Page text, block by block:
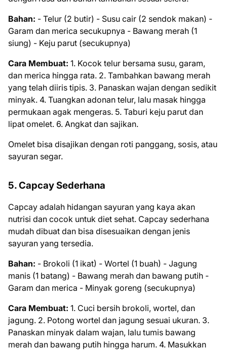
Bahan: - Telur (2 butir) - Susu cair (2 sendok makan) -
Garam dan merica secukupnya - Bawang merah (1
siung) - Keju parut (secukupnya)
Cara Membuat: 1. Kocok telur bersama susu, garam,
dan merica hingga rata. 2. Tambahkan bawang merah
yang telah diiris tipis. 3. Panaskan wajan dengan sedikit
minyak. 4. Tuangkan adonan telur, lalu masak hingga
permukaan agak mengeras. 5. Taburi keju parut dan
lipat omelet. 6. Angkat dan sajikan.
Omelet bisa disajikan dengan roti panggang, sosis, atau
sayuran segar.
5. Capcay Sederhana
Capcay adalah hidangan sayuran yang kaya akan
nutrisi dan cocok untuk diet sehat. Capcay sederhana
mudah dibuat dan bisa disesuaikan dengan jenis
sayuran yang tersedia.
Bahan: - Brokoli (1 ikat) - Wortel (1 buah) - Jagung
manis (1 batang) - Bawang merah dan bawang putih -
Garam dan merica - Minyak goreng (secukupnya)
Cara Membuat: 1. Cuci bersih brokoli, wortel, dan
jagung. 2. Potong wortel dan jagung sesuai ukuran. 3.
Panaskan minyak dalam wajan, lalu tumis bawang
merah dan bawang putih hingga harum. 4. Masukkan